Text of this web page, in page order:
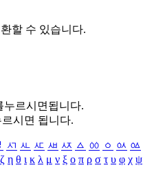
할 수 있습니다.
누르시면됩니다.
르시면 됩니다.
ㅺ ㅻ ㅼ ㅽ ㅾ ㅿ ㆀ ㆁ ㆂ ㆃ
ζ η θ ι κ λ μ ν ξ ο π ρ σ τ υ φ χ ψ